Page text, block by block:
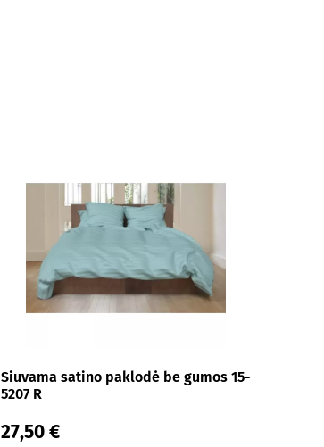
Siuvama satino paklodė be gumos 15-
5207 R
27,50 €